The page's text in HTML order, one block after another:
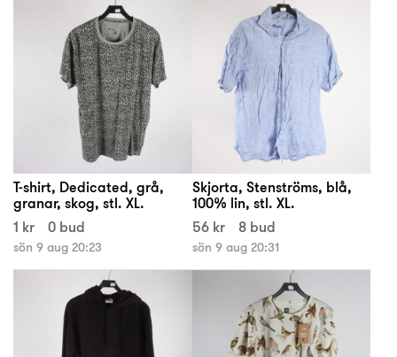
T-shirt, Dedicated, grå,
granar, skog, stl. XL.
1 kr
0 bud
sön 9 aug 20:23
Skjorta, Stenströms, blå,
100% lin, stl. XL.
56 kr
8 bud
sön 9 aug 20:31